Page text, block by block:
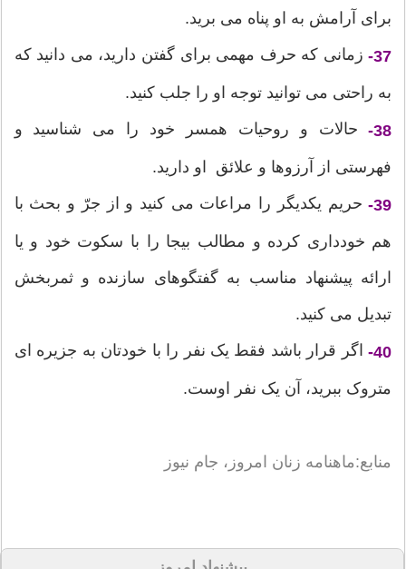
برای آرامش به او پناه می برید.
37- زمانی که حرف مهمی برای گفتن دارید، می دانید که
به راحتی می توانید توجه او را جلب کنید.
38- حالات و روحیات همسر خود را می شناسید و
فهرستی از آرزوها و علائق او دارید.
39- حریم یکدیگر را مراعات می کنید و از جرّ و بحث با
هم خودداری کرده و مطالب بیجا را با سکوت خود و یا
ارائه پیشنهاد مناسب به گفتگوهای سازنده و ثمربخش
تبدیل می کنید.
40- اگر قرار باشد فقط یک نفر را با خودتان به جزیره ای
متروک ببرید، آن یک نفر اوست.
منابع:ماهنامه زنان امروز، جام نیوز